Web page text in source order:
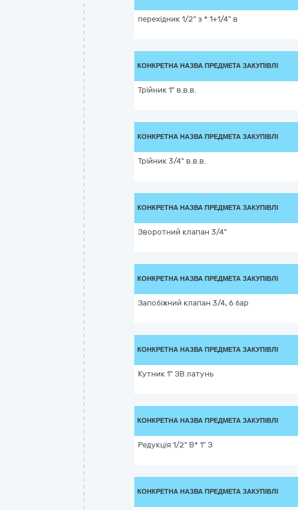
перехідник 1/2" з * 1+1/4" в
КОНКРЕТНА НАЗВА ПРЕДМЕТА ЗАКУПІВЛІ
Трійник 1" в.в.в.
КОНКРЕТНА НАЗВА ПРЕДМЕТА ЗАКУПІВЛІ
Трійник 3/4" в.в.в.
КОНКРЕТНА НАЗВА ПРЕДМЕТА ЗАКУПІВЛІ
Зворотний клапан 3/4"
КОНКРЕТНА НАЗВА ПРЕДМЕТА ЗАКУПІВЛІ
Запобіжний клапан 3/4, 6 бар
КОНКРЕТНА НАЗВА ПРЕДМЕТА ЗАКУПІВЛІ
Кутник 1" ЗВ латунь
КОНКРЕТНА НАЗВА ПРЕДМЕТА ЗАКУПІВЛІ
Редукція 1/2" В* 1" З
КОНКРЕТНА НАЗВА ПРЕДМЕТА ЗАКУПІВЛІ